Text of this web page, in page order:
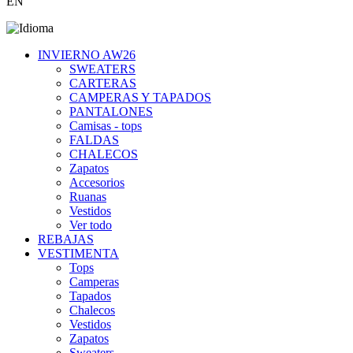
INVIERNO AW26
SWEATERS
CARTERAS
CAMPERAS Y TAPADOS
PANTALONES
Camisas - tops
FALDAS
CHALECOS
Zapatos
Accesorios
Ruanas
Vestidos
Ver todo
REBAJAS
VESTIMENTA
Tops
Camperas
Tapados
Chalecos
Vestidos
Zapatos